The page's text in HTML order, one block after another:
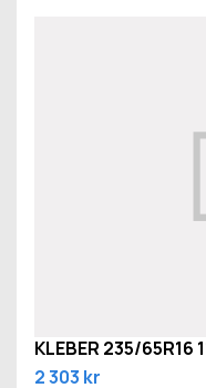
KLEBER 235/65R16
2 303 kr